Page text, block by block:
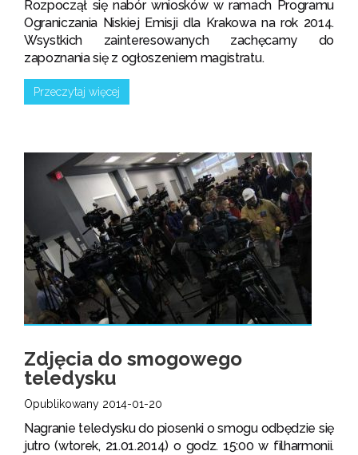
Rozpoczął się nabór wniosków w ramach Programu
Ograniczania Niskiej Emisji dla Krakowa na rok 2014.
Wsystkich zainteresowanych zachęcamy do
zapoznania się z ogłoszeniem magistratu.
Przeczytaj więcej
Zdjęcia do smogowego
teledysku
Opublikowany 2014-01-20
Nagranie teledysku do piosenki o smogu odbędzie się
jutro (wtorek, 21.01.2014) o godz. 15:00 w filharmonii.